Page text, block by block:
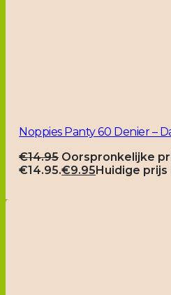
Noppies Panty 60 Denier –
€14.95 Oorspronkelijke
€14.95.€9.95Huidige prijs